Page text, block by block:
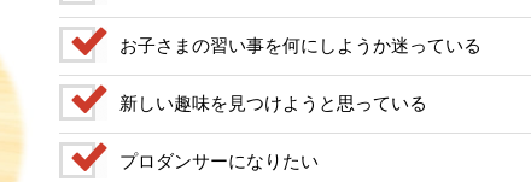
お子さまの習い事を何にしようか迷っている
新しい趣味を見つけようと思っている
プロダンサーになりたい